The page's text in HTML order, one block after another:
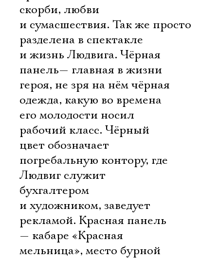
скорби, любви
и сумасшествия. Так же просто
разделена в спектакле
и жизнь Людвига. Чёрная
панель— главная в жизни
героя, не зря на нём чёрная
одежда, какую во времена
его молодости носил
рабочий класс. Чёрный
цвет обозначает
погребальную контору, где
Людвиг служит
бухгалтером
и художником, заведует
рекламой. Красная панель
— кабаре «Красная
мельница», место бурной